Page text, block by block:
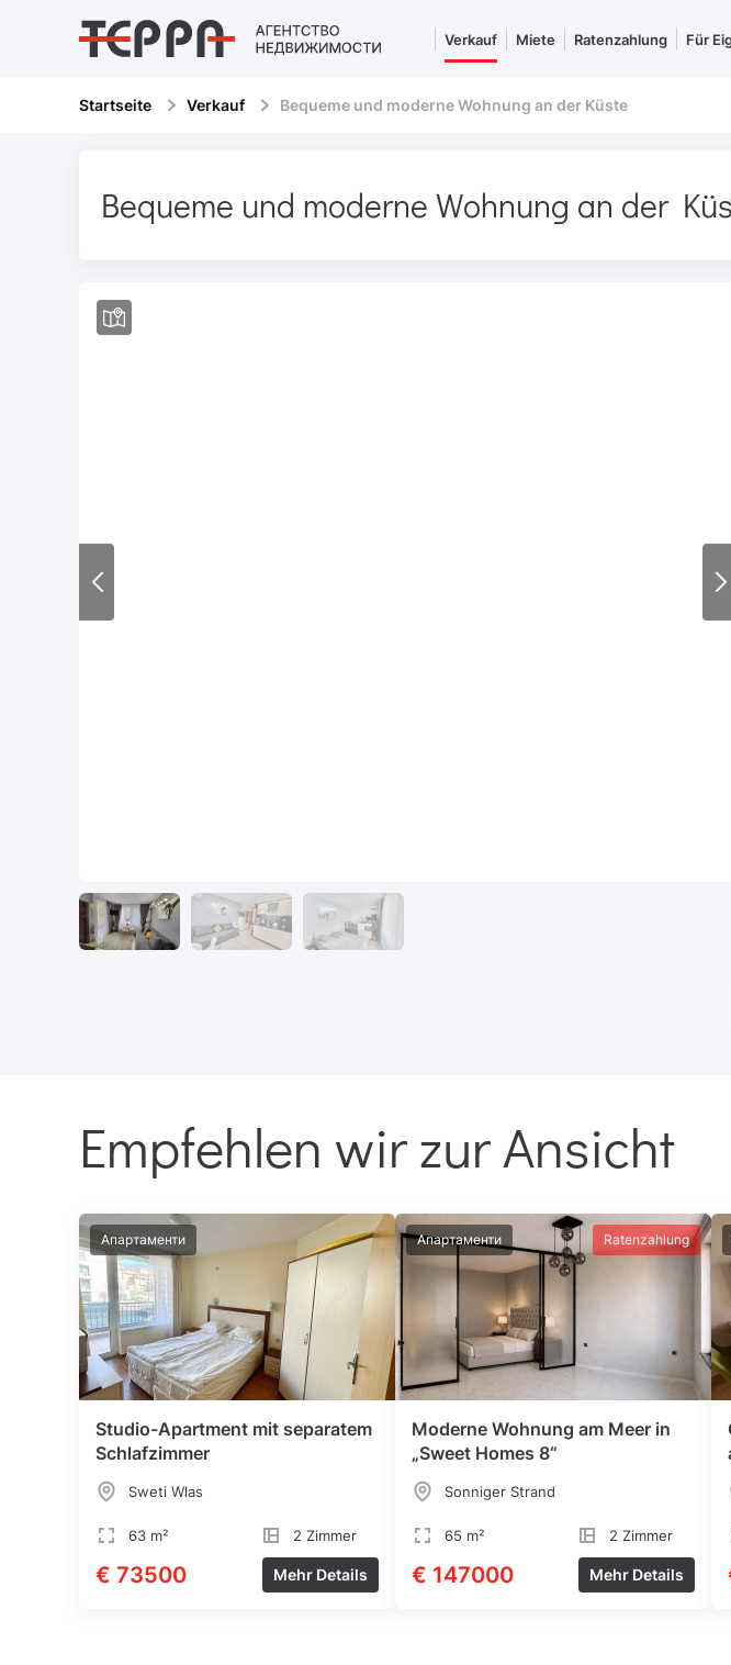
Verkauf Miete Ratenzahlung Für
Startseite Verkauf Bequeme und moderne Wohnung an der Küste
Bequeme und moderne Wohnung an der
Empfehlen wir zur Ansicht
Апартаменти
Studio-Apartment mit separatem
Schlafzimmer
Sweti Wlas
63 m² 2 Zimmer
€ 73500 Mehr Details
Апартаменти Ratenzahlung
Moderne Wohnung am Meer in
„Sweet Homes 8“
Sonniger Strand
65 m² 2 Zimmer
€ 147000 Mehr Details